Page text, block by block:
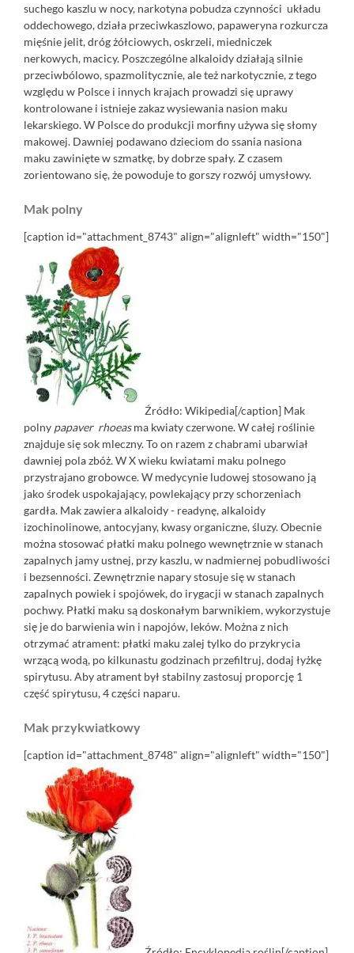
suchego kaszlu w nocy, narkotyna pobudza czynności układu
oddechowego, działa przeciwkaszlowo, papaweryna rozkurcza
mięśnie jelit, dróg żółciowych, oskrzeli, miedniczek
nerkowych, macicy. Poszczególne alkaloidy działają silnie
przeciwbólowo, spazmolitycznie, ale też narkotycznie, z tego
względu w Polsce i innych krajach prowadzi się uprawy
kontrolowane i istnieje zakaz wysiewania nasion maku
lekarskiego. W Polsce do produkcji morfiny używa się słomy
makowej. Dawniej podawano dzieciom do ssania nasiona
maku zawinięte w szmatkę, by dobrze spały. Z czasem
zorientowano się, że powoduje to gorszy rozwój umysłowy.
Mak polny
[caption id="attachment_8743" align="alignleft" width="150"]
Źródło: Wikipedia[/caption] Mak
polny papaver rhoeasma kwiaty czerwone. W całej roślinie
znajduje się sok mleczny. To on razem z chabrami ubarwiał
dawniej pola zbóż. W X wieku kwiatami maku polnego
przystrajano grobowce. W medycynie ludowej stosowano ją
jako środek uspokajający, powlekający przy schorzeniach
gardła. Mak zawiera alkaloidy - readynę, alkaloidy
izochinolinowe, antocyjany, kwasy organiczne, śluzy. Obecnie
można stosować płatki maku polnego wewnętrznie w stanach
zapalnych jamy ustnej, przy kaszlu, w nadmiernej pobudliwości
i bezsenności. Zewnętrznie napary stosuje się w stanach
zapalnych powiek i spojówek, do irygacji w stanach zapalnych
pochwy. Płatki maku są doskonałym barwnikiem, wykorzystuje
się je do barwienia win i napojów, leków. Można z nich
otrzymać atrament: płatki maku zalej tylko do przykrycia
wrzącą wodą, po kilkunastu godzinach przefiltruj, dodaj łyżkę
spirytusu. Aby atrament był stabilny zastosuj proporcję 1
część spirytusu, 4 części naparu.
Mak przykwiatkowy
[caption id="attachment_8748" align="alignleft" width="150"]